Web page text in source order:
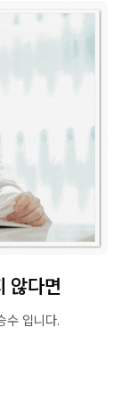
않다면
수 입니다.